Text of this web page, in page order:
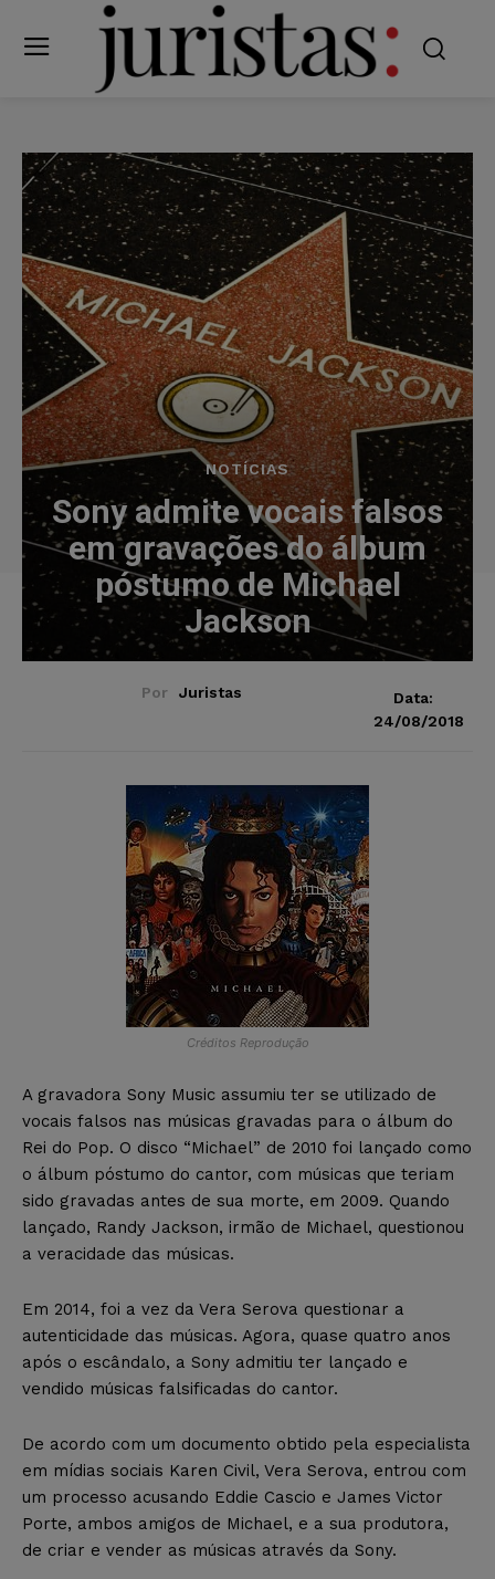
NOTÍCIAS
Sony admite vocais falsos
em gravações do álbum
póstumo de Michael
Jackson
Por Juristas
Data:
24/08/2018
Créditos Reprodução
A gravadora Sony Music assumiu ter se utilizado de
vocais falsos nas músicas gravadas para o álbum do
Rei do Pop. O disco “Michael” de 2010 foi lançado como
o álbum póstumo do cantor, com músicas que teriam
sido gravadas antes de sua morte, em 2009. Quando
lançado, Randy Jackson, irmão de Michael, questionou
a veracidade das músicas.
Em 2014, foi a vez da Vera Serova questionar a
autenticidade das músicas. Agora, quase quatro anos
após o escândalo, a Sony admitiu ter lançado e
vendido músicas falsificadas do cantor.
De acordo com um documento obtido pela especialista
em mídias sociais Karen Civil, Vera Serova, entrou com
um processo acusando Eddie Cascio e James Victor
Porte, ambos amigos de Michael, e a sua produtora,
de criar e vender as músicas através da Sony.